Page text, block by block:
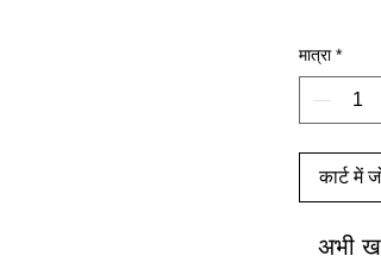
मात्रा *
कार्ट में
अभी